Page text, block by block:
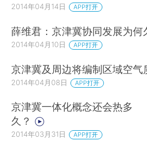
2014年04月14日 APP打开
薛维君：京津冀协同发展为何
2014年04月10日 APP打开
京津冀及周边将编制区域空气
2014年04月08日 APP打开
京津冀一体化概念还会热多
久？
2014年03月31日 APP打开